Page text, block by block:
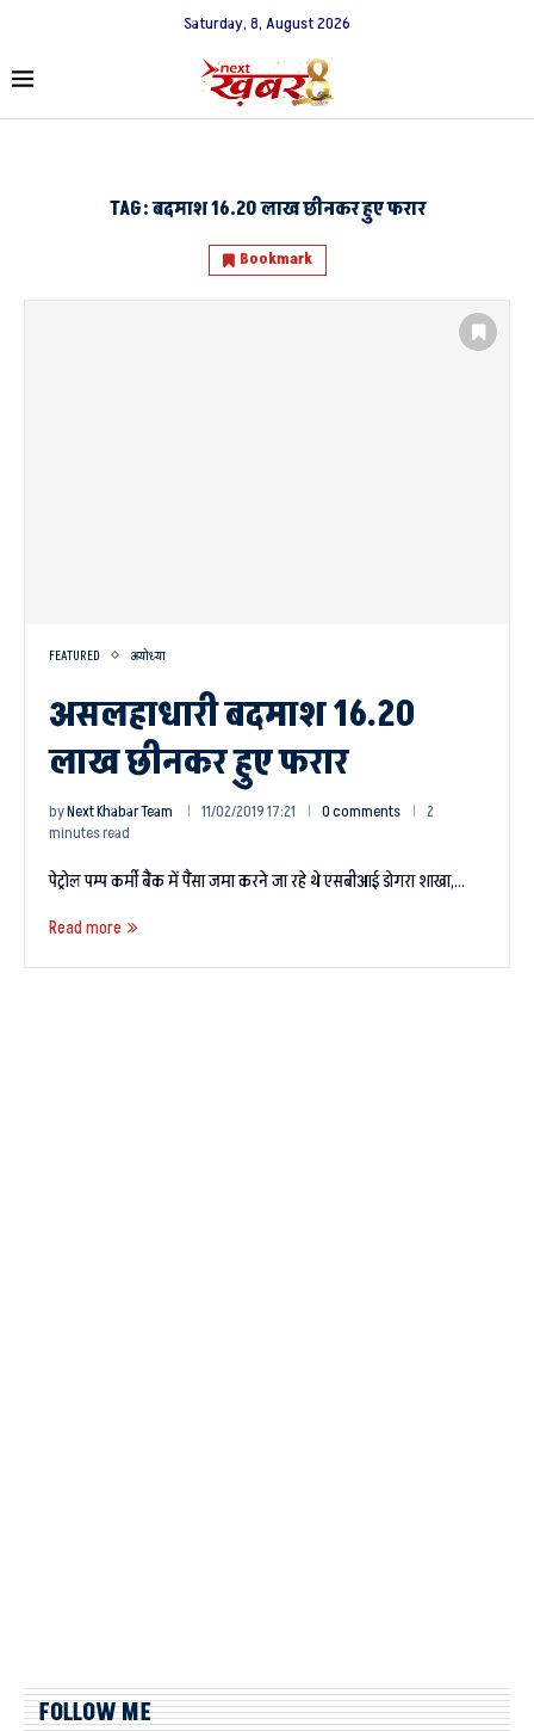
Saturday, 8, August 2026
TAG:बदमाश 16.20 लाख छीनकर हुए फरार
Bookmark
FEATURED अयोध्या
असलहाधारी बदमाश 16.20
लाख छीनकर हुए फरार
byNext Khabar Team 11/02/2019 17:21 0 comments
2
minutes read
पेट्रोल पम्प कर्मी बैंक में पैंसा जमा करने जा रहे थे एसबीआई डोगरा शाखा,…
Read more
FOLLOW ME